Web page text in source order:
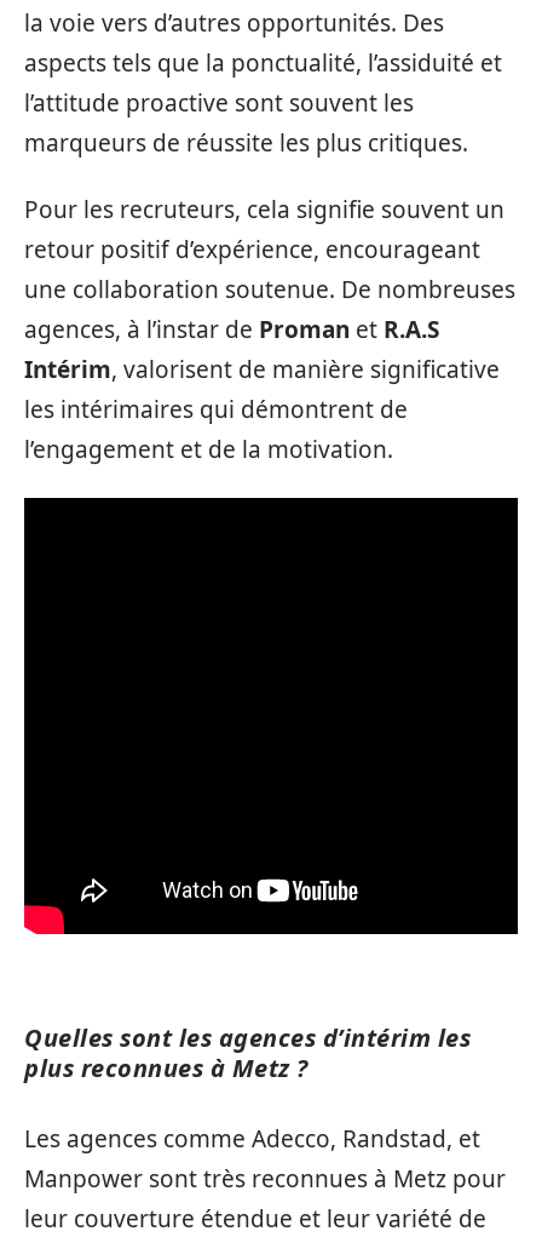
la voie vers d’autres opportunités. Des
aspects tels que la ponctualité, l’assiduité et
l’attitude proactive sont souvent les
marqueurs de réussite les plus critiques.
Pour les recruteurs, cela signifie souvent un
retour positif d’expérience, encourageant
une collaboration soutenue. De nombreuses
agences, à l’instar de Proman et R.A.S
Intérim, valorisent de manière significative
les intérimaires qui démontrent de
l’engagement et de la motivation.
Quelles sont les agences d’intérim les
plus reconnues à Metz ?
Les agences comme Adecco, Randstad, et
Manpower sont très reconnues à Metz pour
leur couverture étendue et leur variété de